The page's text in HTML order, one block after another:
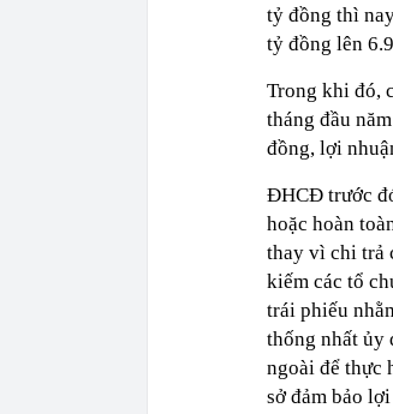
tỷ đồng thì
tỷ đồng lên
Trong khi đó,
tháng đầu
đồng, lợi
ĐHCĐ trước
hoặc hoàn
thay vì chi trả
kiếm các tổ
trái phiếu
thống nhất ủy
ngoài để thực
sở đảm bảo